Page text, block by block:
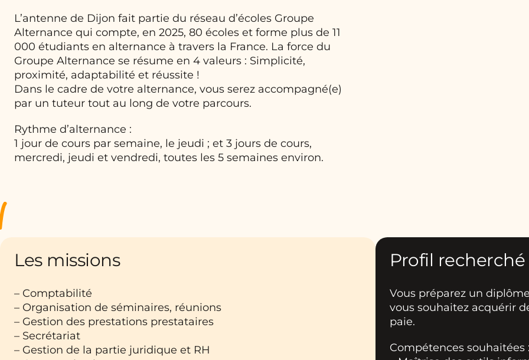
L’antenne de Dijon fait partie du réseau d’écoles Groupe
Alternance qui compte, en 2025, 80 écoles et forme plus de 11
000 étudiants en alternance à travers la France. La force du
Groupe Alternance se résume en 4 valeurs : Simplicité,
proximité, adaptabilité et réussite !
Dans le cadre de votre alternance, vous serez accompagné(e)
par un tuteur tout au long de votre parcours.
Rythme d’alternance :
1 jour de cours par semaine, le jeudi ; et 3 jours de cours,
mercredi, jeudi et vendredi, toutes les 5 semaines environ.
Les missions
– Comptabilité
– Organisation de séminaires, réunions
– Gestion des prestations prestataires
– Secrétariat
– Gestion de la partie juridique et RH
Profil recherché
Vous préparez un
vous souhaitez acquérir
paie.
Compétences souhaitées :